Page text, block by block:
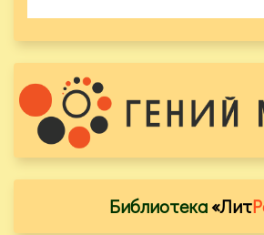
Библиотека«Лит